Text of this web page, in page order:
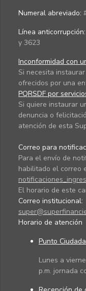
Numeral abreviado:
Línea anticorrupción:
y 3623
Inconformidad con
Si necesita
ofrecidos por una
PQRSDF por
Si quiere instaurar
denuncia o
atención de esta
Correo para
Para el envío de
habilitado el correo
El horario de este
Correo institucional:
Horario de atención
Punto
Lunes a
p.m. jornada